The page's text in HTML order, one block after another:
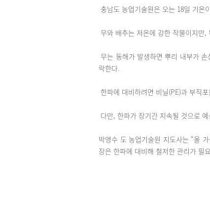
충남도 농업기술원은 오는 18일 기온
무와 배추는 저온에 강한 작물이지
무는 동해가 발생하면 뿌리 내부가
락한다.
한파에 대비하려면 비닐(PE)과 부직
다만, 한파가 장기간 지속될 것으로
박영수 도 농업기술원 지도사는 “올
장은 한파에 대비해 철저한 관리가 필